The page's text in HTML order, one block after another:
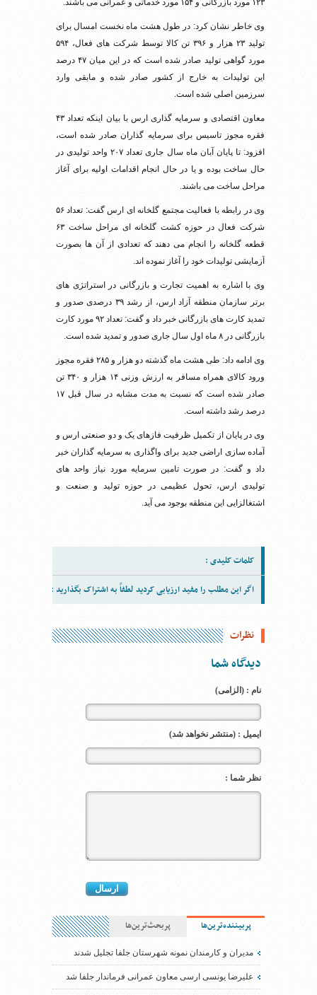
۱۲۳ مورد بازرگانی و ۱۵۴ مورد خدماتی و عمرانی می باشند.
وی خاطر نشان کرد: در طول هشت ماه نخست امسال برای
تولید ۲۳ هزار و ۳۹۶ تن کالا توسط شرکت های فعال، ۵۹۴
مورد گواهی تولید صادر شده است که در این میان ۴۷ درصد
این تولیدات به خارج از کشور صادر شده و مابقی وارد
سرزمین اصلی شده است.
معاون اقتصادی و سرمایه گذاری ارس با بیان اینکه تعداد ۴۳
فقره مجوز تاسیس برای سرمایه گذاران صادر شده است،
افزود: تا پایان آبان ماه سال جاری تعداد ۲۰۷ واحد تولیدی در
حال ساخت بوده و یا در حال انجام اقدامات اولیه برای آغاز
مراحل ساخت می باشند.
وی در رابطه با فعالیت مجتمع گلخانه ای ارس گفت: تعداد ۵۶
شرکت فعال در حوزه کشت گلخانه ای مراحل ساخت ۶۳
قطعه گلخانه را انجام می دهند که تعدادی از آن ها بصورت
آزمایشی تولیدات خود را آغاز نموده اند.
وی با اشاره به اهمیت تجارت و بازرگانی در استراتژی های
برتر سازمان منطقه آزاد ارس، از رشد ۳۹ درصدی صدور و
تمدید کارت های بازرگانی خبر داد و گفت: تعداد ۹۲ مورد کارت
بازرگانی در ۸ ماه اول سال جاری صدور و تمدید شده است.
وی ادامه داد: طی هشت ماه گذشته دو هزار و ۲۸۵ فقره مجوز
ورود کالای همراه مسافر به ارزش وزنی ۱۴ هزار و ۳۴۰ تن
صادر شده است که نسبت به مدت مشابه در سال قبل ۱۷
درصد رشد داشته است.
وی در پایان از تکمیل ظرفیت فازهای یک و دو صنعتی ارس و
آماده سازی اراضی جدید برای واگذاری به سرمایه گذاران خبر
داد و گفت: در صورت تامین سرمایه مورد نیاز واحد های
تولیدی ارس، تحول عظیمی در حوزه تولید و صنعت و
اشتغالزایی این منطقه بوجود می آید.
کلمات کلیدی :
اگر این مطلب را مفید ارزیابی کردید لطفاً به اشتراک بگذارید :
نظرات
دیدگاه شما
نام : (الزامی)
ایمیل : (منتشر نخواهد شد)
نظر شما :
پربیننده‌ترین‌ها پربحث‌ترین‌ها
مدیران و کارمندان نمونه شهرستان جلفا تجلیل شدند
علیرضا یونسی ارسی معاون عمرانی فرماندار جلفا شد